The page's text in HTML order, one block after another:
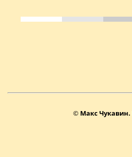
© Макс Чукавин.